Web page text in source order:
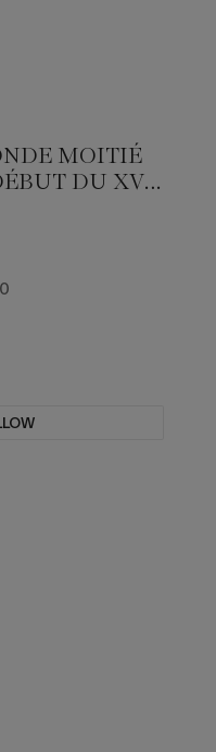
MOITIÉ
DU XVE